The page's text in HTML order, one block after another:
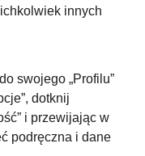
innych
swojego „Profilu”
dotknij
i przewijając w
podręczna i dane